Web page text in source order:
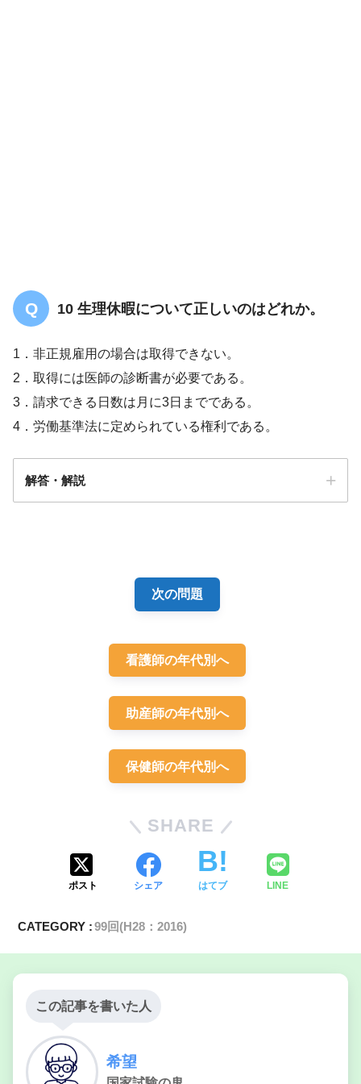
10 生理休暇について正しいのはどれか。
1．非正規雇用の場合は取得できない。
2．取得には医師の診断書が必要である。
3．請求できる日数は月に3日までである。
4．労働基準法に定められている権利である。
解答・解説
次の問題
看護師の年代別へ
助産師の年代別へ
保健師の年代別へ
SHARE
ポスト シェア はてブ LINE
CATEGORY :99回(H28：2016)
この記事を書いた人
希望